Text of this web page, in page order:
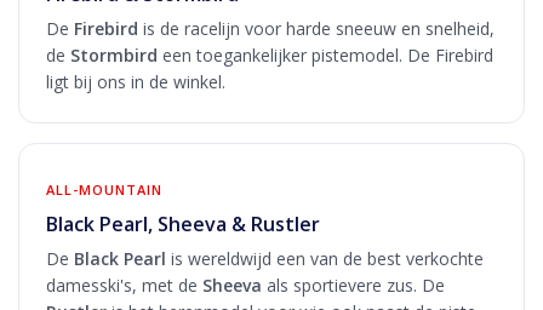
De Firebird is de racelijn voor harde sneeuw en snelheid,
de Stormbird een toegankelijker pistemodel. De Firebird
ligt bij ons in de winkel.
ALL-MOUNTAIN
Black Pearl, Sheeva & Rustler
De Black Pearl is wereldwijd een van de best verkochte
damesski's, met de Sheeva als sportievere zus. De